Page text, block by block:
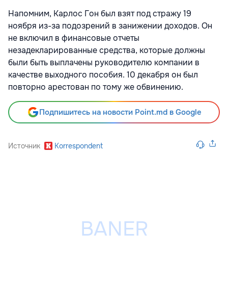
Напомним, Карлос Гон был взят под стражу 19
ноября из-за подозрений в занижении доходов. Он
не включил в финансовые отчеты
незадекларированные средства, которые должны
были быть выплачены руководителю компании в
качестве выходного пособия. 10 декабря он был
повторно арестован по тому же обвинению.
Подпишитесь на новости Point.md в Google
Источник Korrespondent